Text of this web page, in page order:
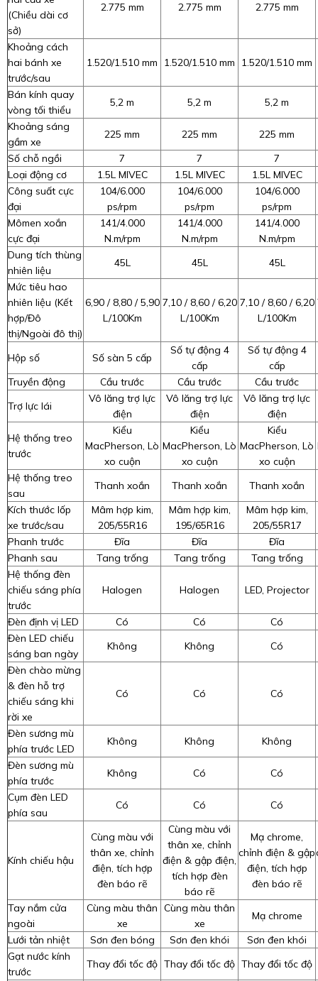
(Chiều dài cơ
sở)
2.775 mm 2.775 mm 2.775 mm
Khoảng cách
hai bánh xe
trước/sau
1.520/1.510 mm 1.520/1.510 mm 1.520/1.510 mm
Bán kính quay
vòng tối thiểu
5,2 m 5,2 m
5,2 m
Khoảng sáng
gầm xe
225 mm 225 mm
225 mm
Số chỗ ngồi
7 7
7
Loại động cơ
1.5L MIVEC 1.5L MIVEC
1.5L MIVEC
Công suất cực
đại
104/6.000
ps/rpm
104/6.000
ps/rpm
104/6.000
ps/rpm
Mômen xoắn
cực đại
141/4.000
N.m/rpm
141/4.000
N.m/rpm
141/4.000
N.m/rpm
Dung tích thùng
nhiên liệu
45L 45L
45L
Mức tiêu hao
nhiên liệu (Kết
hợp/Đô
thị/Ngoài đô thị)
6,90 / 8,80 / 5,90
L/100Km
7,10 / 8,60 / 6,20
L/100Km
7,10 / 8,60 / 6,20
L/100Km
Hộp số Số sàn 5 cấp
Số tự động 4
cấp
Số tự động 4
cấp
Truyền động
Cầu trước Cầu trước
Cầu trước
Trợ lực lái
Vô lăng trợ lực
điện
Vô lăng trợ lực
điện
Vô lăng trợ lực
điện
Hệ thống treo
trước
Kiểu
MacPherson, Lò
xo cuộn
Kiểu
MacPherson, Lò
xo cuộn
Kiểu
MacPherson, Lò
xo cuộn
Hệ thống treo
sau
Thanh xoắn Thanh xoắn
Thanh xoắn
Kích thước lốp
xe trước/sau
Mâm hợp kim,
205/55R16
Mâm hợp kim,
195/65R16
Mâm hợp kim,
205/55R17
Phanh trước
Đĩa Đĩa
Đĩa
Phanh sau
Tang trống Tang trống
Tang trống
Hệ thống đèn
chiếu sáng phía
trước
Halogen Halogen LED, Projector
Đèn định vị LED Có Có
Có
Đèn LED chiếu
sáng ban ngày
Không Không
Có
Đèn chào mừng
& đèn hỗ trợ
chiếu sáng khi
rời xe
Có Có Có
Đèn sương mù
phía trước LED
Không Không
Không
Đèn sương mù
phía trước
Không Có
Có
Cụm đèn LED
phía sau
Có Có Có
Kính chiếu hậu
Cùng màu với
thân xe, chỉnh
điện, tích hợp
đèn báo rẽ
Cùng màu với
thân xe, chỉnh
điện & gập điện,
tích hợp đèn
báo rẽ
Mạ chrome,
chỉnh điện & gập
điện, tích hợp
đèn báo rẽ
Tay nắm cửa
ngoài
Cùng màu thân
xe
Cùng màu thân
xe
Mạ chrome
Lưới tản nhiệt
Sơn đen bóng Sơn đen khói
Sơn đen khói
Gạt nước kính
trước
Thay đổi tốc độ Thay đổi tốc độ Thay đổi tốc độ